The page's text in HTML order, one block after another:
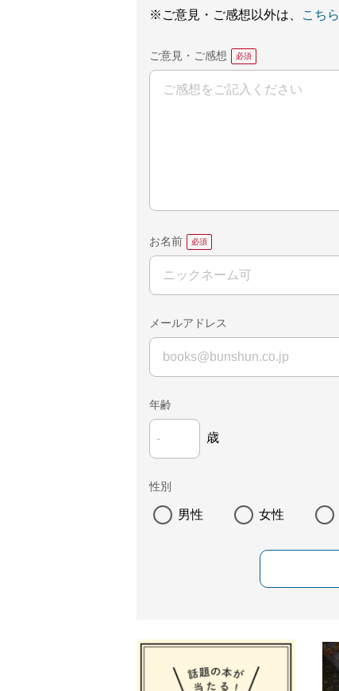
※ご意見・ご感想以外は、
こちら
ご意見・ご感想
お名前
メールアドレス
年齢
歳
性別
男性 女性